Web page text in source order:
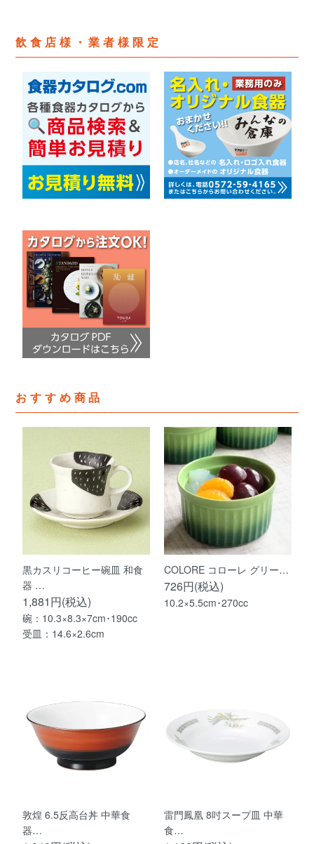
飲食店様・業者様限定
おすすめ商品
黒カスリコーヒー碗皿 和食
器 …
1,881円(税込)
碗：10.3×8.3×7cm･190cc
受皿：14.6×2.6cm
COLORE コローレ グリー…
726円(税込)
10.2×5.5cm･270cc
敦煌 6.5反高台丼 中華食
器…
雷門鳳凰 8吋スープ皿 中華
食…